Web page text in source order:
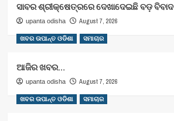
ସାବର ଶ୍ରୀକ୍ଷେତ୍ରରେ ଦେଖାଦେଇଛି ବଡ଼ ବିବାଦ
upanta odisha August 7, 2026
ଖବର ଉପାନ୍ତ ଓଡିଶା ସମାଚାର
ଆଜିର ଖବର…
upanta odisha August 7, 2026
ଖବର ଉପାନ୍ତ ଓଡିଶା ସମାଚାର